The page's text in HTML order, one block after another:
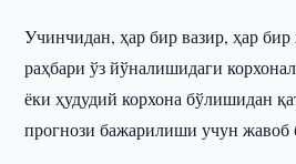
Учинчидан, ҳар бир вазир, ҳар
раҳбари ўз йўналишидаги
ёки ҳудудий корхона бўлишидан
прогнози бажарилиши учун жавоб